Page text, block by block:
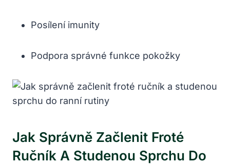
Posílení imunity
Podpora správné funkce pokožky
Jak Správně Začlenit Froté
Ručník A Studenou Sprchu Do